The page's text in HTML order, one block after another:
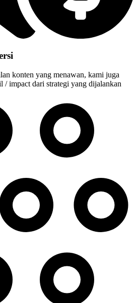
konten yang menawan, kami juga
/ impact dari strategi yang dijalankan